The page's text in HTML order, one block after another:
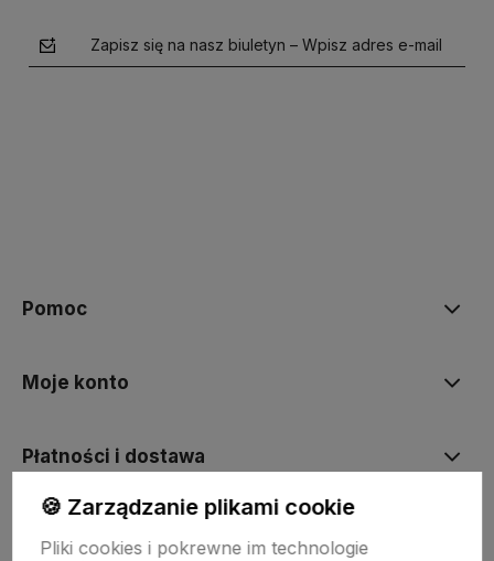
Zapisz się na nasz biuletyn – Wpisz adres e-mail
Pomoc
Moje konto
Płatności i dostawa
🍪 Zarządzanie plikami cookie
Pliki cookies i pokrewne im technologie